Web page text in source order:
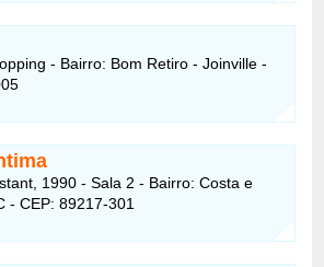
- Bairro: Bom Retiro - Joinville -
1990 - Sala 2 - Bairro: Costa e
- CEP: 89217-301